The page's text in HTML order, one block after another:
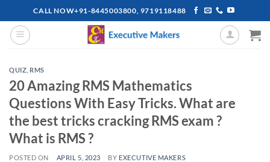
to
content
CALL NOW+91-8445003800, 9719118488
QUIZ RMS
20 Amazing RMS Mathematics
Questions With Easy Tricks. What are
the best tricks cracking RMS exam ?
What is RMS ?
POSTED ON APRIL 5, 2023 BY EXECUTIVE MAKERS